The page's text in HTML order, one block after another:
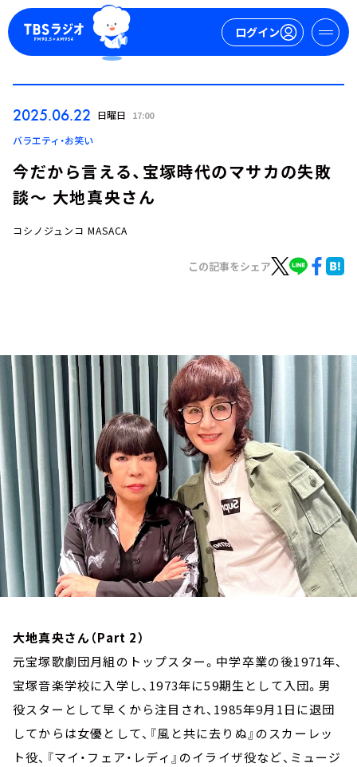
ログイン
ログイン
お知らせ
イベント・グッズ
YouTube
会社情報
2025.06.22 日曜日 17:00
バラエティ・お笑い
今だから言える、宝塚時代のマサカの失敗
談～ 大地真央さん
コシノジュンコ MASACA
この記事をシェア
大地真央さん（Part 2）
元宝塚歌劇団月組のトップスター。中学卒業の後1971年、
宝塚音楽学校に入学し、1973年に59期生として入団。男
役スターとして早くから注目され、1985年9月1日に退団
してからは女優として、『風と共に去りぬ』のスカーレッ
ト役、『マイ・フェア・レディ』のイライザ役など、ミュージ